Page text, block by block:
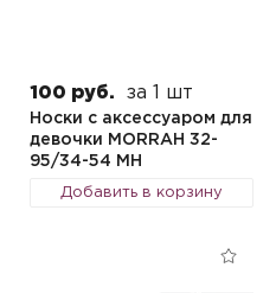
100 руб. за 1 шт
Носки с аксессуаром для
девочки MORRAH 32-
95/34-54 MH
Добавить в корзину